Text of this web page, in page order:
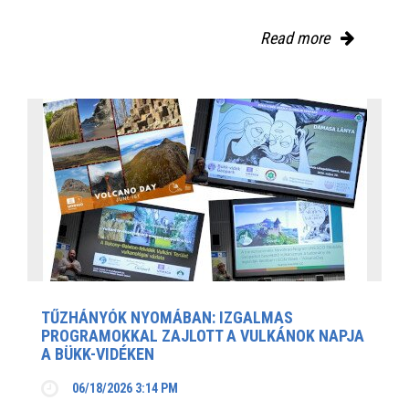
Read more
TŰZHÁNYÓK NYOMÁBAN: IZGALMAS
PROGRAMOKKAL ZAJLOTT A VULKÁNOK NAPJA
A BÜKK-VIDÉKEN
06/18/2026 3:14 PM